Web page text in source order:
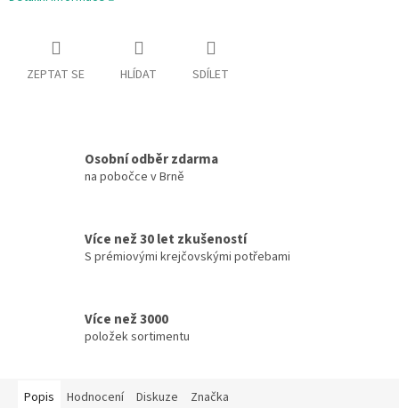
ZEPTAT SE HLÍDAT SDÍLET
Osobní odběr zdarma
na pobočce v Brně
Více než 30 let zkušeností
S prémiovými krejčovskými potřebami
Více než 3000
položek sortimentu
Popis Hodnocení Diskuze Značka